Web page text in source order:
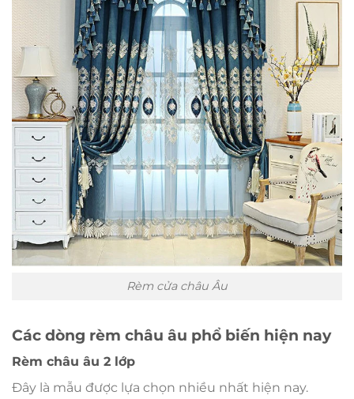
Rèm cửa châu Âu
Các dòng rèm châu âu phổ biến hiện nay
Rèm châu âu 2 lớp
Đây là mẫu được lựa chọn nhiều nhất hiện nay.